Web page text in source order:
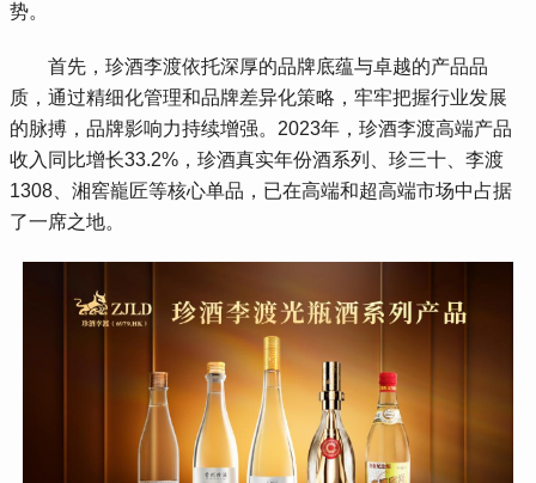
势。
首先，珍酒李渡依托深厚的品牌底蕴与卓越的产品品
质，通过精细化管理和品牌差异化策略，牢牢把握行业发展
的脉搏，品牌影响力持续增强。2023年，珍酒李渡高端产品
收入同比增长33.2%，珍酒真实年份酒系列、珍三十、李渡
1308、湘窖巃匠等核心单品，已在高端和超高端市场中占据
了一席之地。